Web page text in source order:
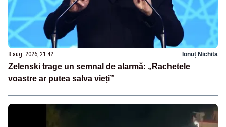
8 aug. 2026, 21:42 Ionuț Nichita
Zelenski trage un semnal de alarmă: „Rachetele
voastre ar putea salva vieți”